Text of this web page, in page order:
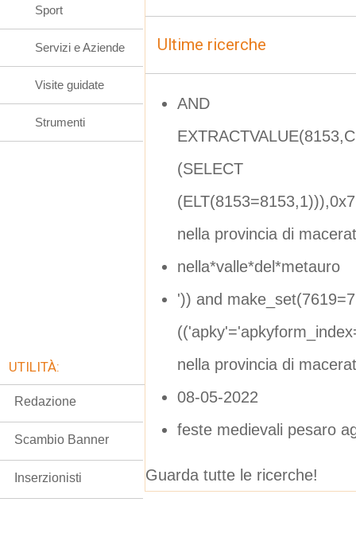
Ultime ricerche
AND
(SELECT
nella provincia di
nella*valle*del*metauro
')) and
nella provincia di
08-05-2022
feste medievali pesaro
Guarda tutte le ricerche!
Sport
Servizi e Aziende
Visite guidate
Strumenti
UTILITÀ:
Redazione
Scambio Banner
Inserzionisti